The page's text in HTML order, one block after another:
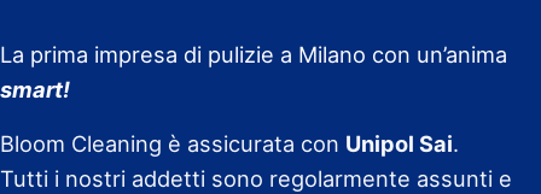
La prima impresa di pulizie a Milano con un’anima
smart!
Bloom Cleaning è assicurata con Unipol Sai.
Tutti i nostri addetti sono regolarmente assunti e